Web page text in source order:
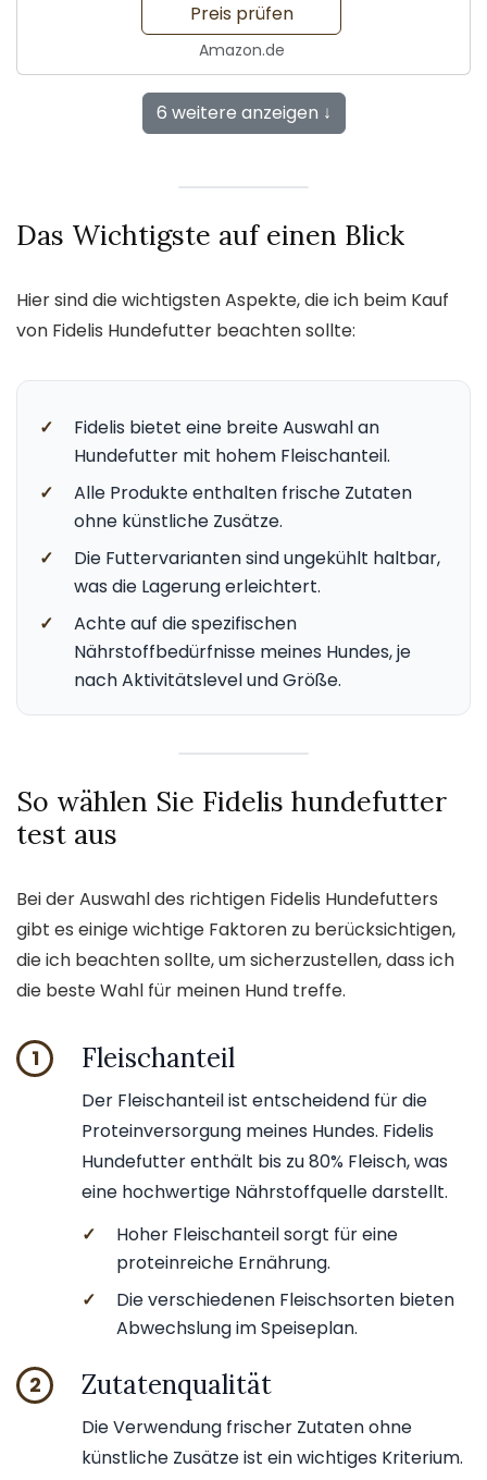
Preis prüfen
Amazon.de
6 weitere anzeigen ↓
Das Wichtigste auf einen Blick
Hier sind die wichtigsten Aspekte, die ich beim Kauf
von Fidelis Hundefutter beachten sollte:
✓
Fidelis bietet eine breite Auswahl an
Hundefutter mit hohem Fleischanteil.
✓
Alle Produkte enthalten frische Zutaten
ohne künstliche Zusätze.
✓
Die Futtervarianten sind ungekühlt haltbar,
was die Lagerung erleichtert.
✓
Achte auf die spezifischen
Nährstoffbedürfnisse meines Hundes, je
nach Aktivitätslevel und Größe.
So wählen Sie Fidelis hundefutter
test aus
Bei der Auswahl des richtigen Fidelis Hundefutters
gibt es einige wichtige Faktoren zu berücksichtigen,
die ich beachten sollte, um sicherzustellen, dass ich
die beste Wahl für meinen Hund treffe.
1 Fleischanteil
Der Fleischanteil ist entscheidend für die
Proteinversorgung meines Hundes. Fidelis
Hundefutter enthält bis zu 80% Fleisch, was
eine hochwertige Nährstoffquelle darstellt.
✓
Hoher Fleischanteil sorgt für eine
proteinreiche Ernährung.
✓
Die verschiedenen Fleischsorten bieten
Abwechslung im Speiseplan.
2 Zutatenqualität
Die Verwendung frischer Zutaten ohne
künstliche Zusätze ist ein wichtiges Kriterium.